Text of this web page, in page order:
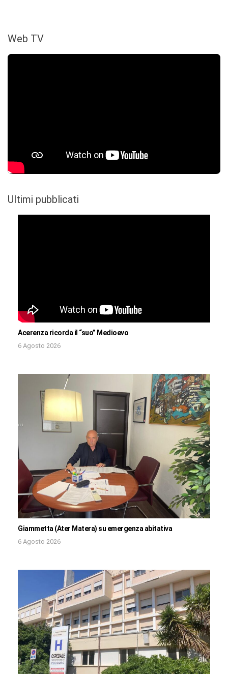
Web TV
Ultimi pubblicati
Acerenza ricorda il “suo” Medioevo
6 Agosto 2026
Giammetta (Ater Matera) su emergenza abitativa
6 Agosto 2026